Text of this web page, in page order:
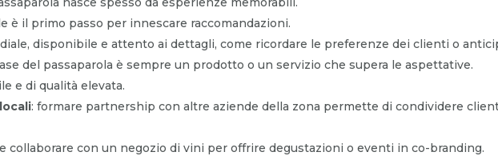
è il primo passo per innescare raccomandazioni.
disponibile e attento ai dettagli, come ricordare le preferenze dei clienti o
del passaparola è sempre un prodotto o un servizio che supera le aspettative.
e di qualità elevata.
: formare partnership con altre aziende della zona permette di condividere
collaborare con un negozio di vini per offrire degustazioni o eventi in co-branding.